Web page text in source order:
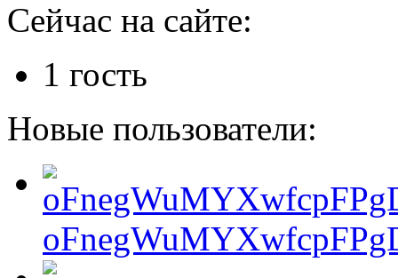
Сейчас на сайте:
1 гость
Новые пользователи: